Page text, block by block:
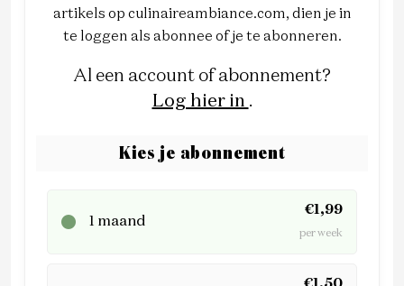
artikels op culinaireambiance.com, dien je in
te loggen als abonnee of je te abonneren.
Al een account of abonnement?
Log hier in .
Kies je abonnement
1 maand
€1,99
per week